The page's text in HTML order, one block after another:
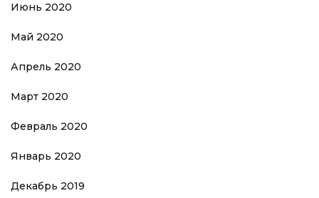
Июнь 2020
Май 2020
Апрель 2020
Март 2020
Февраль 2020
Январь 2020
Декабрь 2019